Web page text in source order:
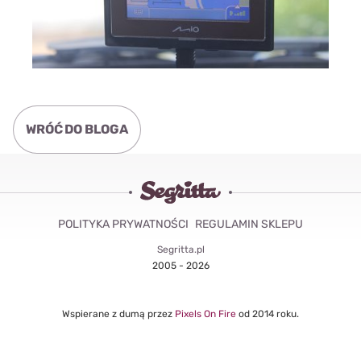
WRÓĆ DO BLOGA
Segritta.pl
2005 - 2026
POLITYKA PRYWATNOŚCI REGULAMIN SKLEPU
Wspierane z dumą przez Pixels On Fire od 2014 roku.